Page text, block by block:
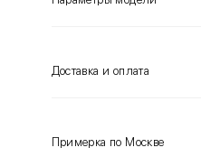
Доставка и оплата
Примерка по Москве